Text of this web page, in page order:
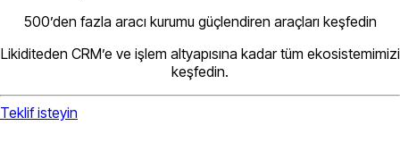
500’den fazla aracı kurumu güçlendiren araçları keşfedin
Likiditeden CRM’e ve işlem altyapısına kadar tüm ekosistemimizi
keşfedin.
Teklif isteyin